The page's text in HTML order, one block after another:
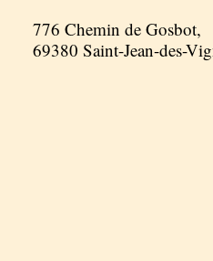
776 Chemin de Gosbot,
69380 Saint-Jean-des-